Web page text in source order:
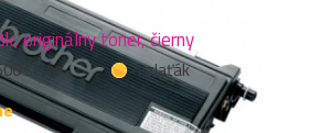
originálny toner, čierny
stran
1 zlaťák